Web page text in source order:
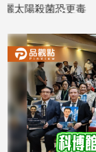
築/
內
設
計
旅
遊/
美
食
民